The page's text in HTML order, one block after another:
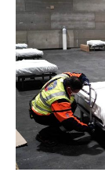
camas
hospitalarias
y
de
UCI
IFEMA